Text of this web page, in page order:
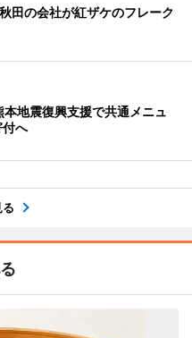
の会社が紅ザケのフレーク
地震復興支援で共通メニュ
へ
る